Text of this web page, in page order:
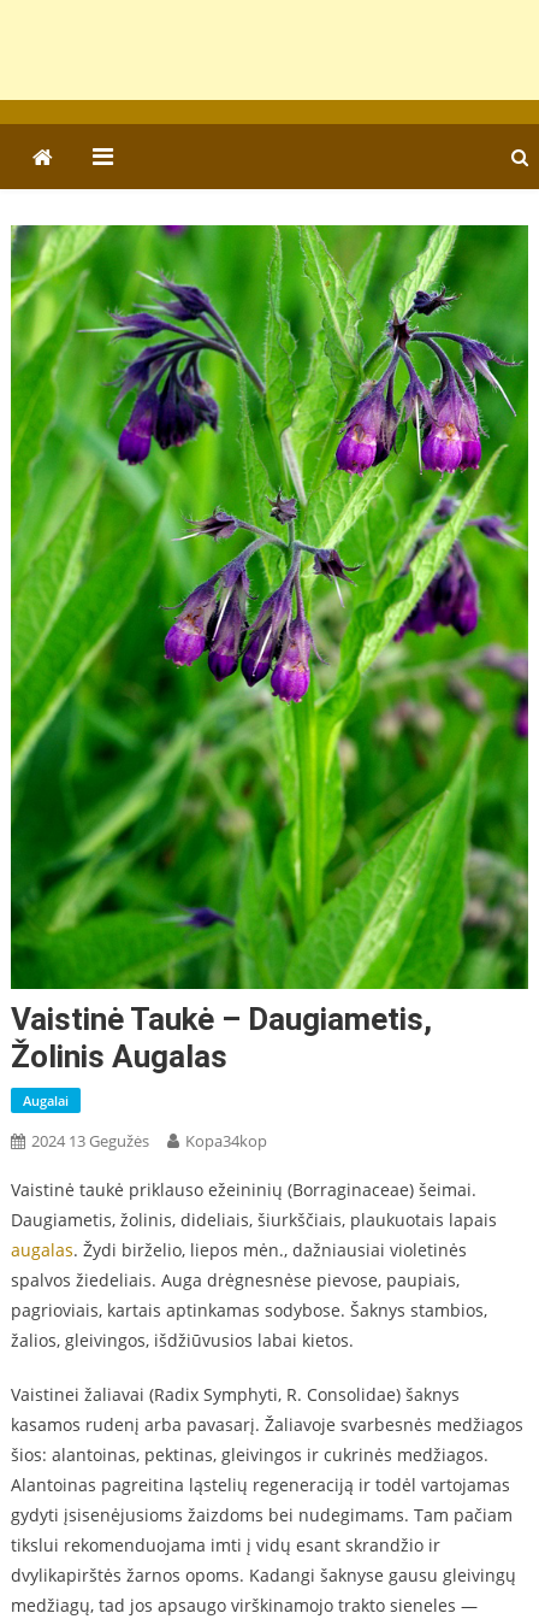
Vaistinė Taukė – Daugiametis,
Žolinis Augalas
Augalai
2024 13 Gegužės Kopa34kop
Vaistinė taukė priklauso ežeininių (Borraginaceae) šeimai.
Daugiametis, žolinis, dideliais, šiurkščiais, plaukuotais lapais
augalas. Žydi birželio, liepos mėn., dažniausiai violetinės
spalvos žiedeliais. Auga drėgnesnėse pievose, paupiais,
pagrioviais, kartais aptinkamas sodybose. Šaknys stambios,
žalios, gleivingos, išdžiūvusios labai kietos.
Vaistinei žaliavai (Radix Symphyti, R. Consolidae) šaknys
kasamos rudenį arba pavasarį. Žaliavoje svarbesnės medžiagos
šios: alantoinas, pektinas, gleivingos ir cukrinės medžiagos.
Alantoinas pagreitina ląstelių regeneraciją ir todėl vartojamas
gydyti įsisenėjusioms žaizdoms bei nudegimams. Tam pačiam
tikslui rekomenduojama imti į vidų esant skrandžio ir
dvylikapirštės žarnos opoms. Kadangi šaknyse gausu gleivingų
medžiagų, tad jos apsaugo virškinamojo trakto sieneles —